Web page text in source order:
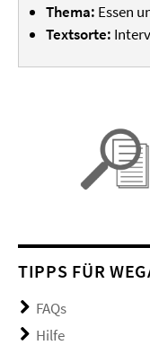
Thema: Essen
Textsorte:
TIPPS FÜR
FAQs
Hilfe